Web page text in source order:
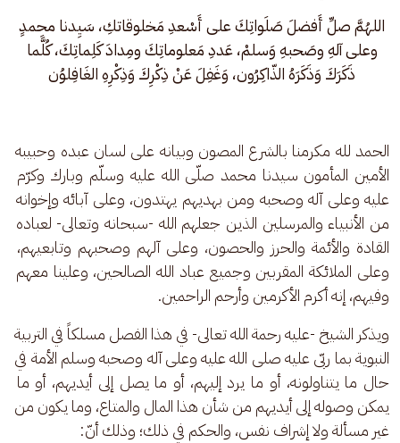
اللهُمَّ صلِّ أَفضلَ صَلَواتِكَ على أَسْعدِ مَخلوقاتكِ، سَيِدنا محمدٍ
وعلى آلهِ وصَحبهِ وَسلمْ، عَددِ مَعلوماتِكَ ومِدادَ كَلِماتِكَ، كُلََّما
ذَكَرَكَ وَذَكَرَهُ الذّاكِرُون، وَغَفِلَ عَنْ ذِكْرِكَ وَذِكْرِهِ الغَافِلوُن
الحمد لله مكرمنا بالشرع المصون وبيانه على لسان عبده وحبيبه
الأمين المأمون سيدنا محمد صلّى الله عليه وسلّم وبارك وكرّم
عليه وعلى آله وصحبه ومن بهديهم يهتدون، وعلى آبائه وإخوانه
من الأنبياء والمرسلين الذين جعلهم الله -سبحانه وتعالى- لعباده
القادة والأئمة والحرز والحصون، وعلى آلهم وصحبهم وتابعيهم،
وعلى الملائكة المقربين وجميع عباد الله الصالحين، وعلينا معهم
وفيهم، إنه أكرم الأكرمين وأرحم الراحمين.
ويذكر الشيخ -عليه رحمة الله تعالى- في هذا الفصل مسلكاً في التربية
النبوية بما ربّى عليه صلى الله عليه وعلى آله وصحبه وسلم الأمة في
حال ما يتناولونه، أو ما يرد إليهم، أو ما يصل إلى أيديهم، أو ما
يمكن وصوله إلى أيديهم من شأن هذا المال والمتاع، وما يكون من
غير مسألة ولا إشراف نفس، والحكم في ذلك؛ وذلك أنّ: